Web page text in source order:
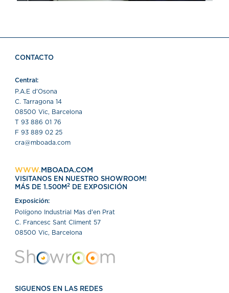
CONTACTO
Central:
P.A.E d'Osona
C. Tarragona 14
08500 Vic, Barcelona
T 93 886 01 76
F 93 889 02 25
cra@mboada.com
WWW. MBOADA.COM
VISITANOS EN NUESTRO SHOWROOM!
MÁS DE 1.500M 2 DE EXPOSICIÓN
Exposición:
Polígono Industrial Mas d'en Prat
C. Francesc Sant Climent 57
08500 Vic, Barcelona
SIGUENOS EN LAS REDES